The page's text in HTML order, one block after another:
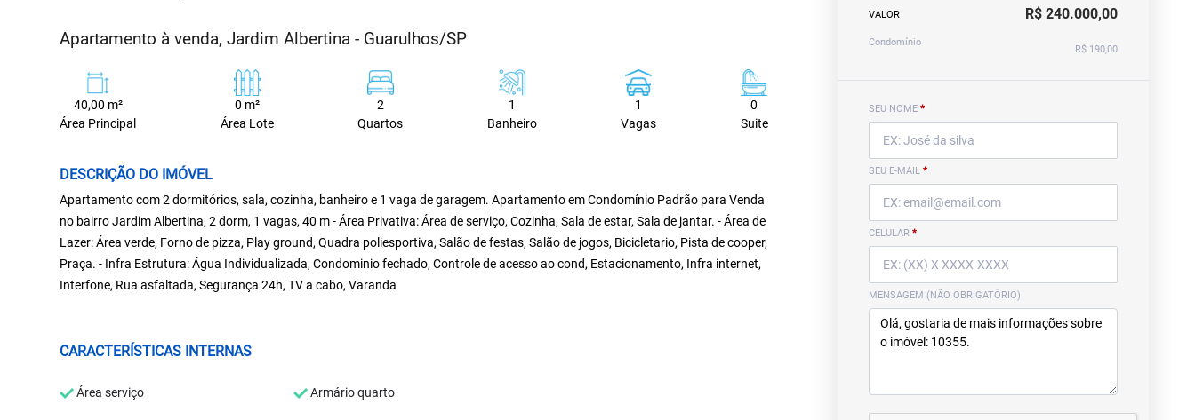
Apartamento à venda, Jardim Albertina - Guarulhos/SP
40,00 m²
Área Principal
0 m²
Área Lote
2
Quartos
1
Banheiro
1
Vagas
0
Suite
DESCRIÇÃO DO IMÓVEL
Apartamento com 2 dormitórios, sala, cozinha, banheiro e 1 vaga de garagem. Apartamento em Condomínio Padrão para Venda
no bairro Jardim Albertina, 2 dorm, 1 vagas, 40 m - Área Privativa: Área de serviço, Cozinha, Sala de estar, Sala de jantar. - Área de
Lazer: Área verde, Forno de pizza, Play ground, Quadra poliesportiva, Salão de festas, Salão de jogos, Bicicletario, Pista de cooper,
Praça. - Infra Estrutura: Água Individualizada, Condominio fechado, Controle de acesso ao cond, Estacionamento, Infra internet,
Interfone, Rua asfaltada, Segurança 24h, TV a cabo, Varanda
CARACTERÍSTICAS INTERNAS
Área serviço Armário quarto
VALOR R$ 240.000,00
Condomínio
R$ 190,00
SEU NOME *
SEU E-MAIL *
CELULAR *
MENSAGEM (NÃO OBRIGATÓRIO)